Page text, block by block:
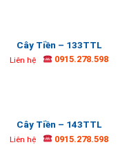
Cây Tiền – 133TTL
Liên hệ 0915.278.598
Cây Tiền – 143TTL
Liên hệ 0915.278.598